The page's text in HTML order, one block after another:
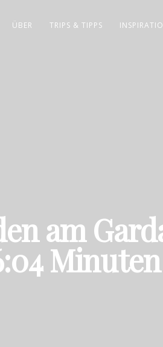
ÜBER TRIPS & TIPPS
am
Minuten